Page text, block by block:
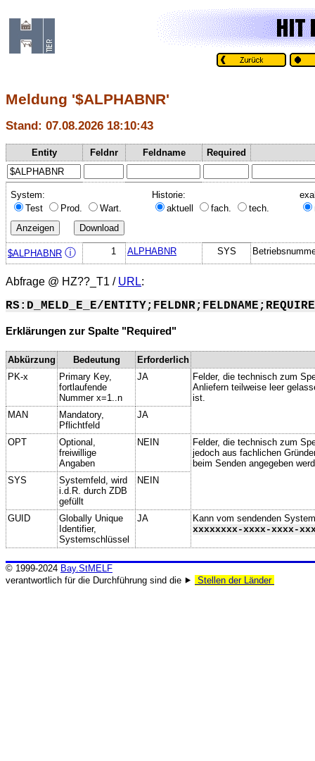
Meldung '$ALPHABNR'
Stand: 07.08.2026 18:10:43
Entity Feldnr Feldname Required
System:
Test
Prod. Wart.
Historie:
aktuell
fach. tech.
$ALPHABNR ⓘ 1 ALPHABNR SYS
Abfrage @ HZ??_T1 / URL:
RS:D_MELD_E_E/
Erklärungen zur Spalte "Required"
Abkürzung Bedeutung
Erforderlich
PK-x
Primary Key,
fortlaufende
Nummer x=1..n
JA
Felder, die technisch zum
Anliefern teilweise leer
ist.
MAN
Mandatory,
Pflichtfeld
JA
OPT
Optional,
freiwillige
Angaben
NEIN
Felder, die technisch zum
jedoch aus fachlichen
beim Senden angegeben
SYS
Systemfeld, wird
i.d.R. durch ZDB
gefüllt
NEIN
GUID
Globally Unique
Identifier,
Systemschlüssel
JA
Kann vom sendenden
xxxxxxxx-xxxx-xxxx-
© 1999-2024 Bay.StMELF
verantwortlich für die Durchführung sind die ⯈
Stellen der Länder